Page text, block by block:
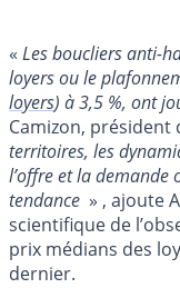
« Les boucliers anti-
loyers ou le
loyers) à 3,5 %, ont
Camizon, président
territoires, les
l’offre et la demande
tendance » , ajoute
scientifique de
prix médians des
dernier.